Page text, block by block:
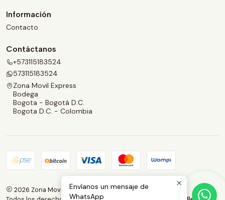
Información
Contacto
Contáctanos
+573115183524
573115183524
Zona Movil Express
Bodega
Bogota - Bogotá D.C.
Bogota D.C. - Colombia
2026 Zona Movil Express.Envíanos un mensaje de
WhatsApp